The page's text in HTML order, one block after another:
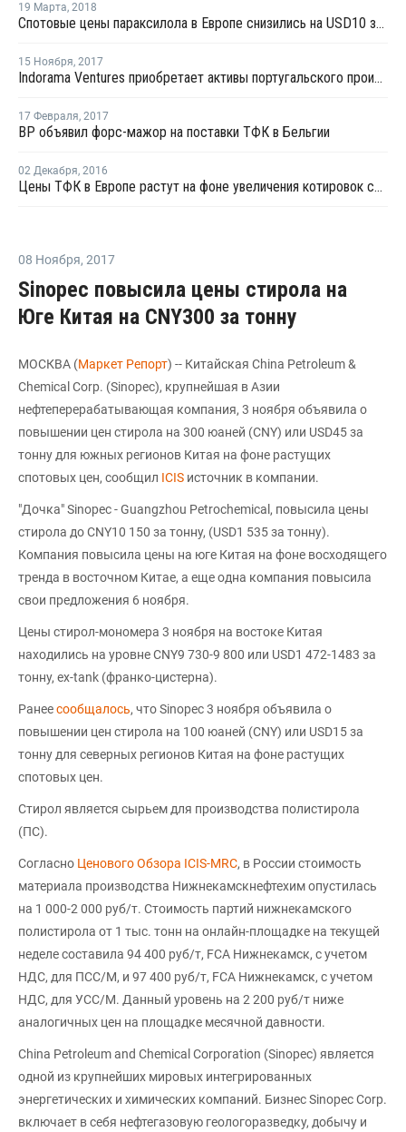
19 Марта, 2018
Спотовые цены параксилола в Европе снизились на USD10 за тонну
15 Ноября, 2017
Indorama Ventures приобретает активы португальского производителя ТФК
17 Февраля, 2017
BP объявил форс-мажор на поставки ТФК в Бельгии
02 Декабря, 2016
Цены ТФК в Европе растут на фоне увеличения котировок сырья
08 Ноября, 2017
Sinopec повысила цены стирола на
Юге Китая на CNY300 за тонну
МОСКВА (Маркет Репорт) -- Китайская China Petroleum &
Chemical Corp. (Sinopec), крупнейшая в Азии
нефтеперерабатывающая компания, 3 ноября объявила о
повышении цен стирола на 300 юаней (CNY) или USD45 за
тонну для южных регионов Китая на фоне растущих
спотовых цен, сообщил ICIS источник в компании.
"Дочка" Sinopec - Guangzhou Petrochemical, повысила цены
стирола до CNY10 150 за тонну, (USD1 535 за тонну).
Компания повысила цены на юге Китая на фоне восходящего
тренда в восточном Китае, а еще одна компания повысила
свои предложения 6 ноября.
Цены стирол-мономера 3 ноября на востоке Китая
находились на уровне CNY9 730-9 800 или USD1 472-1483 за
тонну, ex-tank (франко-цистерна).
Ранеесообщалось, что Sinopec 3 ноября объявила о
повышении цен стирола на 100 юаней (CNY) или USD15 за
тонну для северных регионов Китая на фоне растущих
спотовых цен.
Стирол является сырьем для производства полистирола
(ПС).
Согласно Ценового Обзора ICIS-MRC, в России стоимость
материала производства Нижнекамскнефтехим опустилась
на 1 000-2 000 руб/т. Стоимость партий нижнекамского
полистирола от 1 тыс. тонн на онлайн-площадке на текущей
неделе составила 94 400 руб/т, FCA Нижнекамск, с учетом
НДС, для ПСС/М, и 97 400 руб/т, FCA Нижнекамск, с учетом
НДС, для УСС/М. Данный уровень на 2 200 руб/т ниже
аналогичных цен на площадке месячной давности.
China Petroleum and Chemical Corporation (Sinopec) является
одной из крупнейших мировых интегрированных
энергетических и химических компаний. Бизнес Sinopec Corp.
включает в себя нефтегазовую геологоразведку, добычу и